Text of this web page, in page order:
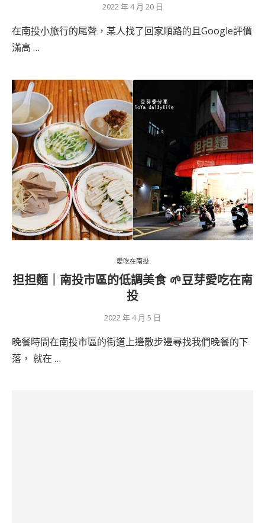
2022 年 4 月 20 日
在南投小旅行的尾聲，某人找了回家順路的且Google評價
滿高 …
愛吃在南投
担担麵｜南投市區的低調美食 🌱豆芽愛吃在南
投
2022 年 4 月 5 日
晚餐時間在南投市區的街道上邊散步邊尋找我們晚餐的下
落， 就在 …